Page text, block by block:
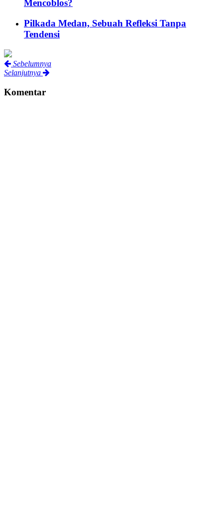
Mencoblos?
Pilkada Medan, Sebuah Refleksi Tanpa
Tendensi
Sebelumnya
Selanjutnya
Komentar